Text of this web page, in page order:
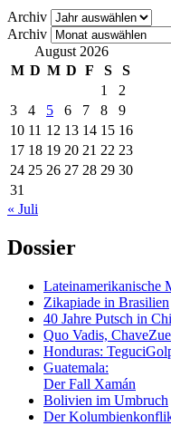
Archiv
Archiv
August 2026
M D M D F S
S
1
2
3
4 5 6 7 8
9
10 11 12 13 14 15 16
17 18 19 20 21 22 23
24 25 26 27 28 29 30
31
« Juli
Dossier
Lateinamerikanische
Zikapiade in Brasilien
40 Jahre Putsch in
Quo Vadis,
Honduras:
Guatemala:
Der Fall Xamán
Bolivien im Umbruch
Der